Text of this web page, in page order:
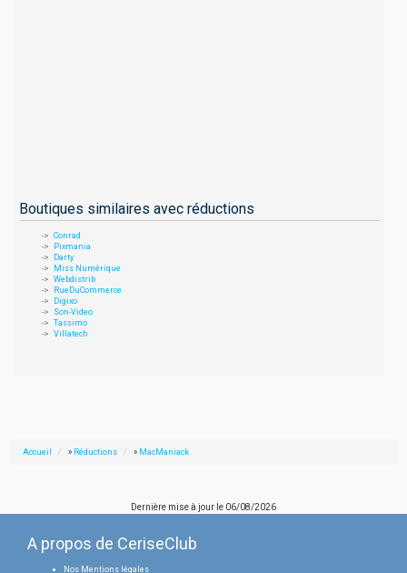
Boutiques similaires avec réductions
Conrad
Pixmania
Darty
Miss Numérique
Webdistrib
RueDuCommerce
Digixo
Son-Video
Tassimo
Villatech
Accueil » Réductions » MacManiack
Dernière mise à jour le 06/08/2026
A propos de CeriseClub
Nos Mentions légales